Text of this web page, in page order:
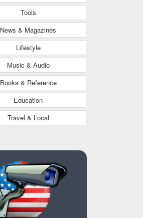
Tools
News & Magazines
Lifestyle
Music & Audio
Books & Reference
Education
Travel & Local